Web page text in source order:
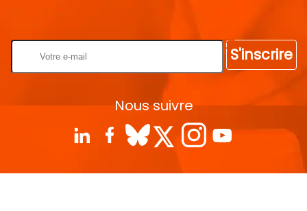
S'inscrire
Nous suivre